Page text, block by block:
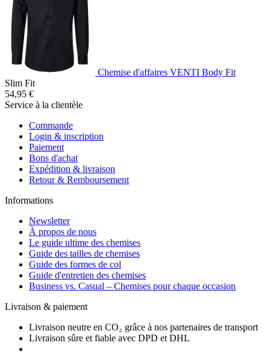
Chemise d'affaires VENTI Body Fit
Slim Fit
54,95 €
Service à la clientèle
Commande
Login & inscription
Paiement
Bons d'achat
Expédition & livraison
Retour & Remboursement
Informations
Newsletter
À propos de nous
Le guide ultime des chemises
Guide des tailles de chemises
Guide des formes de col
Guide d'entretien des chemises
Business vs. Casual – Chemises pour chaque occasion
Livraison & paiement
Livraison neutre en CO₂ grâce à nos partenaires de transport
Livraison sûre et fiable avec DPD et DHL